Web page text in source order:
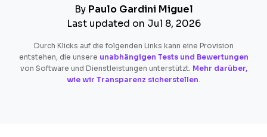
By Paulo Gardini Miguel
Last updated on Jul 8, 2026
Durch Klicks auf die folgenden Links kann eine Provision
entstehen, die unsere unabhängigen Tests und Bewertungen
von Software und Dienstleistungen unterstützt. Mehr darüber,
wie wir Transparenz sicherstellen.